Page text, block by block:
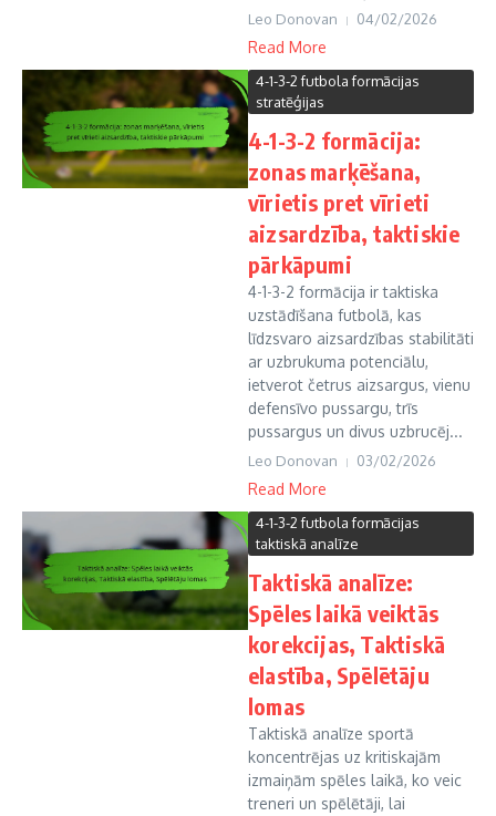
Leo Donovan 04/02/2026
Read More
4-1-3-2 futbola formācijas
stratēģijas
4-1-3-2 formācija:
zonas marķēšana,
vīrietis pret vīrieti
aizsardzība, taktiskie
pārkāpumi
4-1-3-2 formācija ir taktiska
uzstādīšana futbolā, kas
līdzsvaro aizsardzības stabilitāti
ar uzbrukuma potenciālu,
ietverot četrus aizsargus, vienu
defensīvo pussargu, trīs
pussargus un divus uzbrucēj...
Leo Donovan 03/02/2026
Read More
4-1-3-2 futbola formācijas
taktiskā analīze
Taktiskā analīze:
Spēles laikā veiktās
korekcijas, Taktiskā
elastība, Spēlētāju
lomas
Taktiskā analīze sportā
koncentrējas uz kritiskajām
izmaiņām spēles laikā, ko veic
treneri un spēlētāji, lai